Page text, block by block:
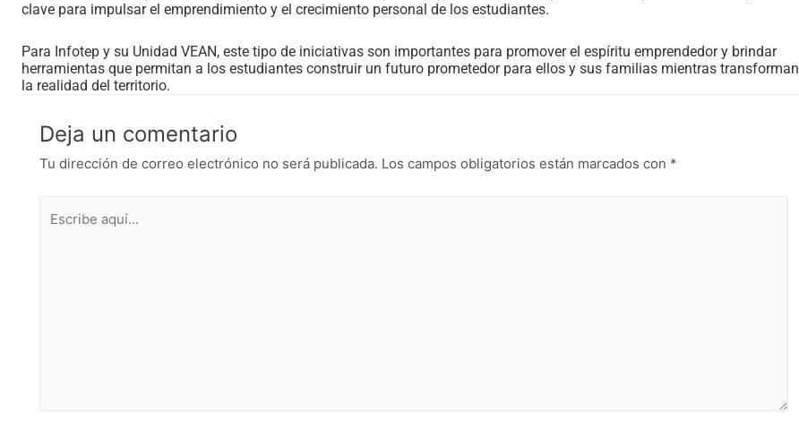
clave para impulsar el emprendimiento y el crecimiento personal de los estudiantes.
Para Infotep y su Unidad VEAN, este tipo de iniciativas son importantes para promover el espíritu emprendedor y brindar
herramientas que permitan a los estudiantes construir un futuro prometedor para ellos y sus familias mientras transforman
la realidad del territorio.
Deja un comentario
Tu dirección de correo electrónico no será publicada. Los campos obligatorios están marcados con *